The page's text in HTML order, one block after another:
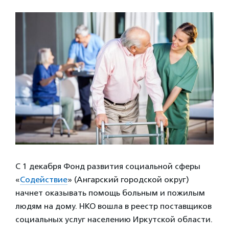
С 1 декабря Фонд развития социальной сферы
«Содействие» (Ангарский городской округ)
начнет оказывать помощь больным и пожилым
людям на дому. НКО вошла в реестр поставщиков
социальных услуг населению Иркутской области.